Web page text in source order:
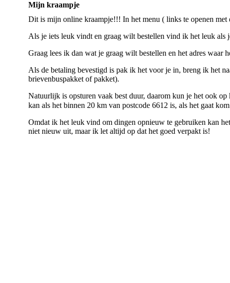
Mijn kraampje
Dit is mijn online kraampje!!! In het menu ( links te openen met
Als je iets leuk vindt en graag wilt bestellen vind ik het leuk als
Graag lees ik dan wat je graag wilt bestellen en het adres waar
Als de betaling bevestigd is pak ik het voor je in, breng ik het
brievenbuspakket of pakket).
Natuurlijk is opsturen vaak best duur, daarom kun je het ook
kan als het binnen 20 km van postcode 6612 is, als het gaat
Omdat ik het leuk vind om dingen opnieuw te gebruiken kan
niet nieuw uit, maar ik let altijd op dat het goed verpakt is!